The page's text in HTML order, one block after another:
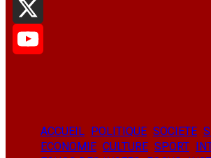
Facebook
X
ACCUEIL POLITIQUE SOCIETE
ECONOMIE CULTURE SPORT